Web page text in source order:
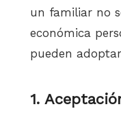
un familiar no
económica
pueden
1.